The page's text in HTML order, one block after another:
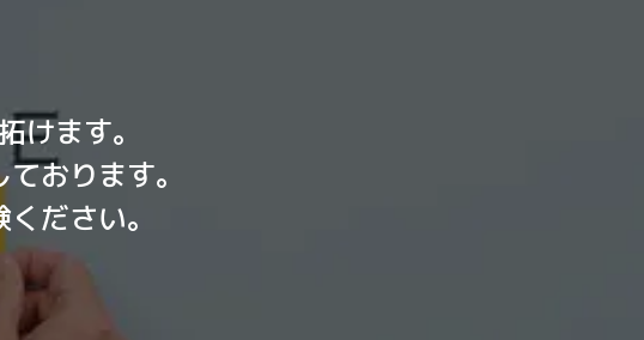
けます。
おります。
ださい。